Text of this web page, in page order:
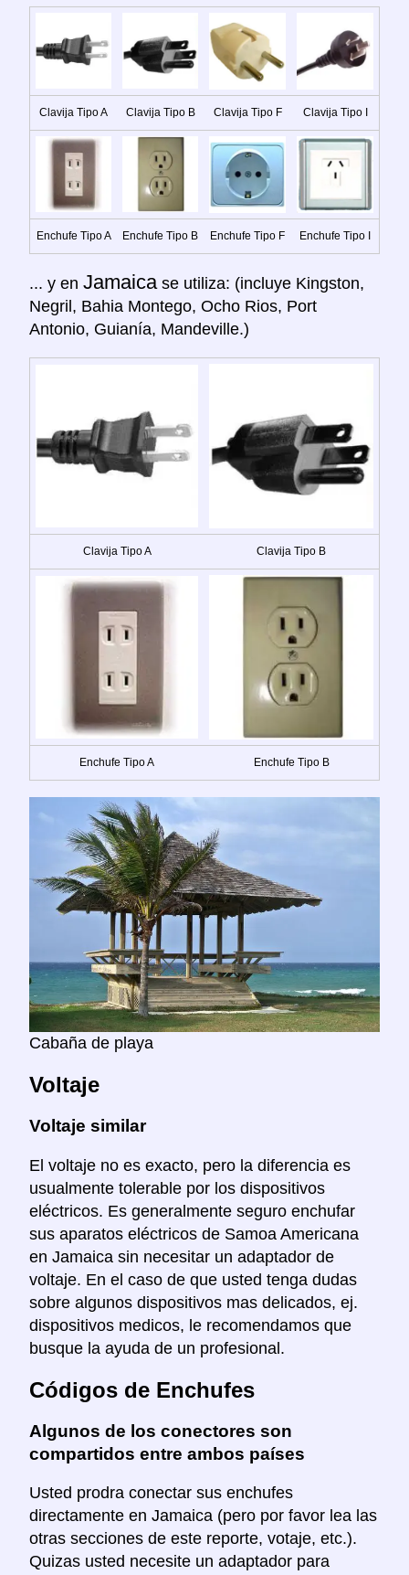
Clavija Tipo A Clavija Tipo B Clavija Tipo F Clavija Tipo I
Enchufe Tipo A Enchufe Tipo B Enchufe Tipo F Enchufe Tipo I
... y en Jamaica se utiliza: (incluye Kingston,
Negril, Bahia Montego, Ocho Rios, Port
Antonio, Guianía, Mandeville.)
Clavija Tipo A Clavija Tipo B
Enchufe Tipo A Enchufe Tipo B
Cabaña de playa
Voltaje
Voltaje similar
El voltaje no es exacto, pero la diferencia es
usualmente tolerable por los dispositivos
eléctricos. Es generalmente seguro enchufar
sus aparatos eléctricos de Samoa Americana
en Jamaica sin necesitar un adaptador de
voltaje. En el caso de que usted tenga dudas
sobre algunos dispositivos mas delicados, ej.
dispositivos medicos, le recomendamos que
busque la ayuda de un profesional.
Códigos de Enchufes
Algunos de los conectores son
compartidos entre ambos países
Usted prodra conectar sus enchufes
directamente en Jamaica (pero por favor lea las
otras secciones de este reporte, votaje, etc.).
Quizas usted necesite un adaptador para